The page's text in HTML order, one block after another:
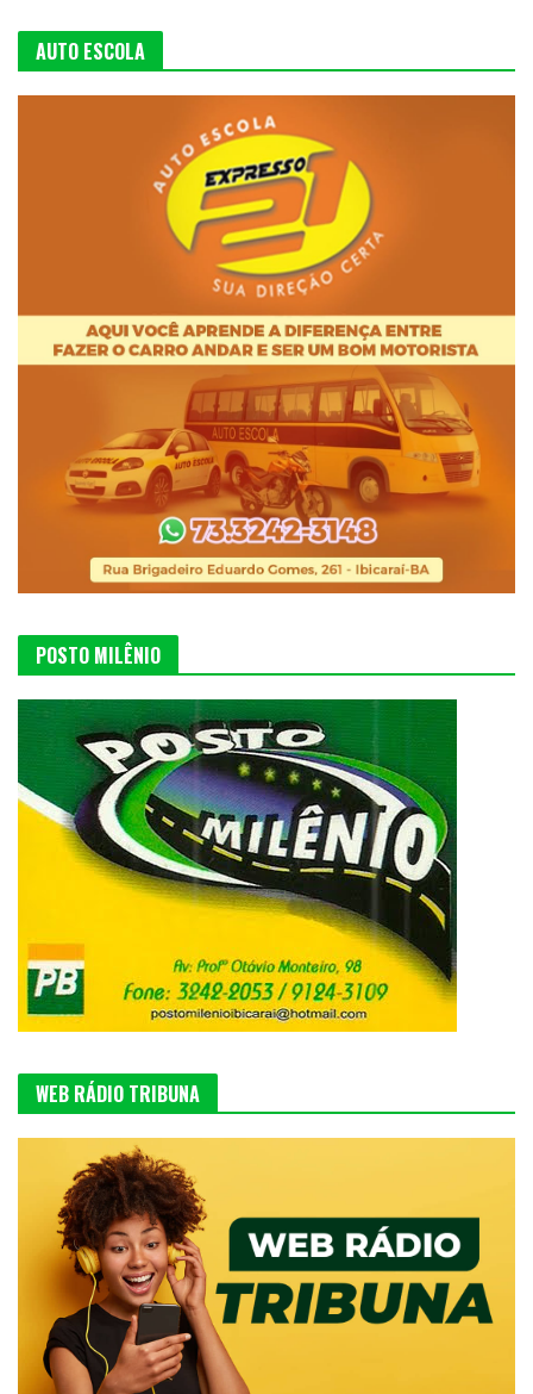
AUTO ESCOLA
POSTO MILÊNIO
WEB RÁDIO TRIBUNA